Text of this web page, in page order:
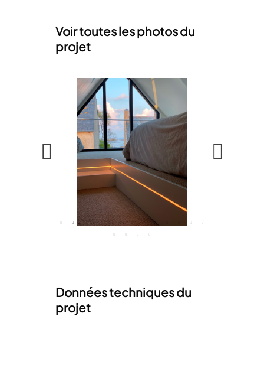
Voir toutes les photos du
projet
Données techniques du
projet